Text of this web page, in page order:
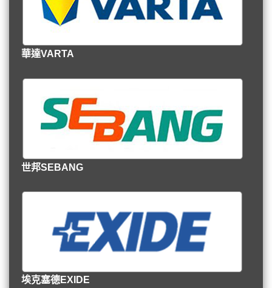
華達VARTA
世邦SEBANG
埃克塞德EXIDE